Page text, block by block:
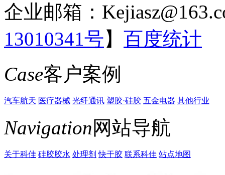
企业邮箱：
13010341号】 百度统计
Case客户案例
汽车航天 医疗器械 光纤通讯 塑胶·硅胶 五金电器 其他行业
Navigation网站导航
关于科佳 硅胶胶水 处理剂 快干胶 联系科佳 站点地图